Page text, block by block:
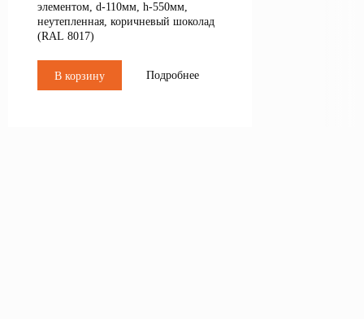
элементом, d-110мм, h-550мм,
неутепленная, коричневый шоколад
(RAL 8017)
В корзину Подробнее